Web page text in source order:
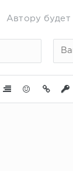
Автору будет